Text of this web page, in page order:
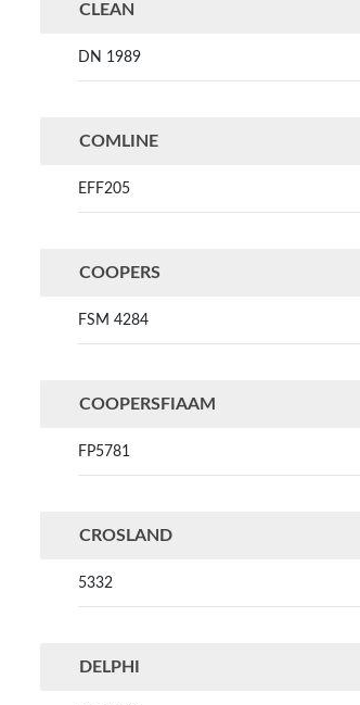
CLEAN
DN 1989
COMLINE
EFF205
COOPERS
FSM 4284
COOPERSFIAAM
FP5781
CROSLAND
5332
DELPHI